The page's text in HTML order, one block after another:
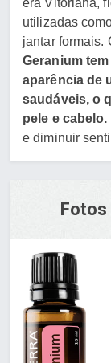
era Vitoriana,
utilizadas
jantar formais.
Geranium
aparência de
saudáveis, o
pele e cabelo.
e diminuir
Fotos